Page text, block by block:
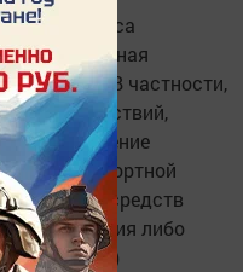
кодекса
уголовная
диверсии. В частности,
иных действий,
повреждение
транспортной
средств, средств
населения либо
и (или)